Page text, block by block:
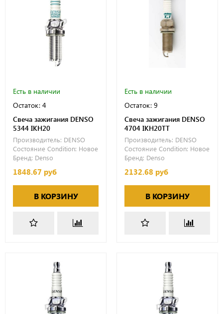
Есть в наличии
Остаток: 4
Свеча зажигания DENSO
5344 IKH20
Производитель: DENSO
Состояние Condition: Новое
Бренд: Denso
1848.67 руб
В КОРЗИНУ
Есть в наличии
Остаток: 9
Свеча зажигания DENSO
4704 IKH20TT
Производитель: DENSO
Состояние Condition: Новое
Бренд: Denso
2132.68 руб
В КОРЗИНУ